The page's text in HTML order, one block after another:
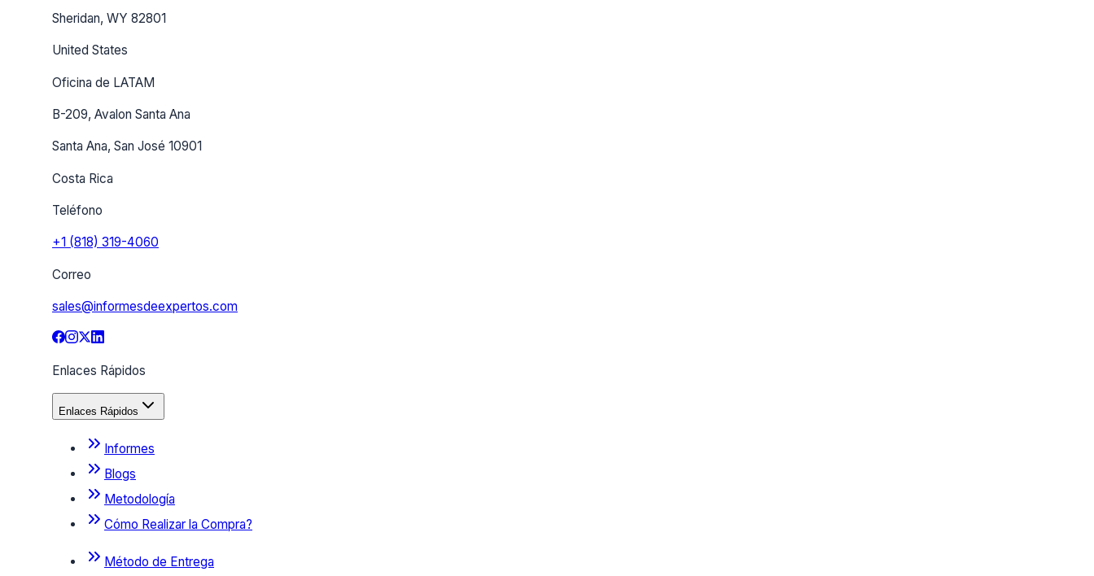
Sheridan, WY 82801
United States
Oficina de LATAM
B-209, Avalon Santa Ana
Santa Ana, San José 10901
Costa Rica
Teléfono
+1 (818) 319-4060
Correo
sales@informesdeexpertos.com
Enlaces Rápidos
Enlaces Rápidos
Informes
Blogs
Metodología
Cómo Realizar la Compra?
Método de Entrega